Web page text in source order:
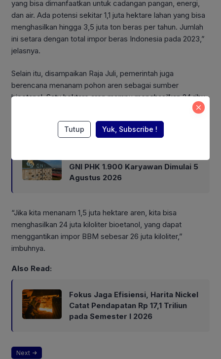
yang bisa dimanfaatkan untuk cadangan pangan, energi,
dan air. Ada potensi sekitar 1,1 juta hektare lahan yang bisa
menghasilkan hingga 3,5 juta ton beras per tahun. Jumlah
ini setara dengan total impor beras Indonesia pada 2023,”
jelasnya.
Selain itu, disampaikan Raja Juli, pemerintah juga
berencana menanam pohon aren sebagai sumber
bioetanol. Satu hektare aren mampu menghasilkan 24 ribu
GNI PHK 1.900 Karyawan Dimulai 5
Agustus 2026
“Jika kita menanam 1,5 juta hektare aren, kita bisa
menghasilkan 24 juta kiloliter bioetanol, yang dapat
menggantikan impor BBM sebesar 26 juta kiloliter,”
imbuhnya.
Also Read:
Fokus Jaga Efisiensi, Harita Nickel
Catat Pendapatan Rp 17,1 Triliun
pada Semester I 2026
Next
Tutup Yuk, Subscribe !